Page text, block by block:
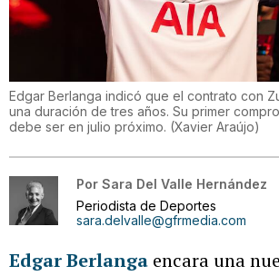
Edgar Berlanga indicó que el contrato con
una duración de tres años. Su primer
debe ser en julio próximo. (Xavier Araújo)
Por Sara Del Valle Hernández
Periodista de Deportes
sara.delvalle@gfrmedia.com
Edgar Berlanga encara una